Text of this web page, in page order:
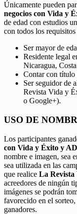
Únicamente pueden
negocios con Vida y
de edad con estudios
con todos los
Ser mayor de
Residente legal
Nicaragua,
Contar con título
Ser seguidor de
Revista Vida y
o Google+).
USO DE
Los participantes
con Vida y Éxito y
nombre e imagen, sea
sea utilizada en las
que realice La
acreedores de ningún
imágenes se podrán
favorecido en el
ganadores.